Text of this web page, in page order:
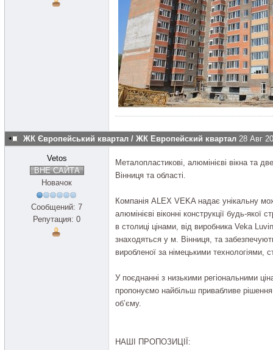
ЖК Європейський квартал / ЖК Европейский квартал 28 Авг
Vetos
ВНЕ САЙТА
Новачок
Сообщений: 7
Репутация: 0
Металопластикові, алюмінієві вікна та
Вінниця та області.
Компанія ALEX VEKA надає унікальну
алюмінієві віконні конструкції будь-
в столиці цінами, від виробника Veka
знаходяться у м. Вінниця, та
виробленої за німецькими технологіями,
У поєднанні з низькими регіональними
пропонуємо найбільш привабливе
об’єму.
НАШІ ПРОПОЗИЦІЇ: